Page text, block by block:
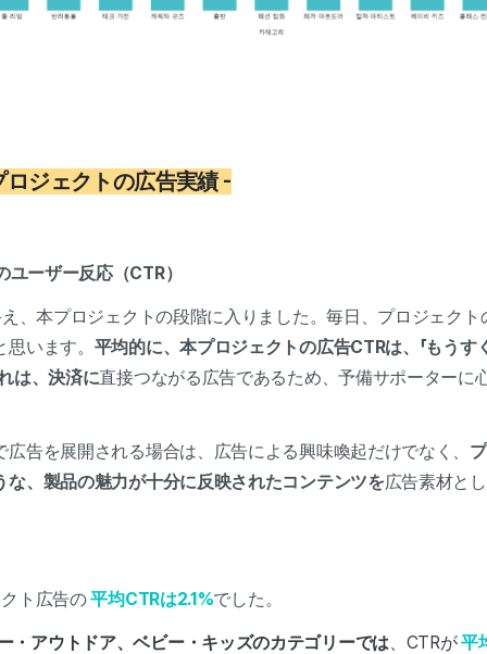
ジェクトの広告実績 -
ーザー反応（CTR）
え、本プロジェクトの段階に入りました。毎日、プロジェク
います。 平均的に、本プロジェクトの広告CTRは、「もうす
は、決済に直接つながる広告であるため、予備サポーターに
告を展開される場合は、広告による興味喚起だけでなく、
な、製品の魅力が十分に反映されたコンテンツを広告素材と
ト広告の平均CTRは2.1%でした。
・アウトドア、ベビー・キッズのカテゴリーでは、CTRが平